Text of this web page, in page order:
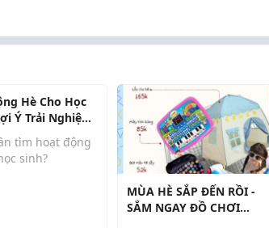
Hè Cho Học
Ý Trải Nghiệm
tìm hoạt động
sinh?
năm học căng
MÙA HÈ SẮP ĐẾN RỒI -
SẮM NGAY ĐỒ CHƠI